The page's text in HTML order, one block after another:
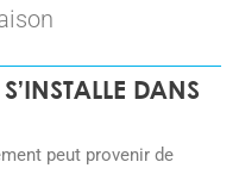
DANS
peut provenir de